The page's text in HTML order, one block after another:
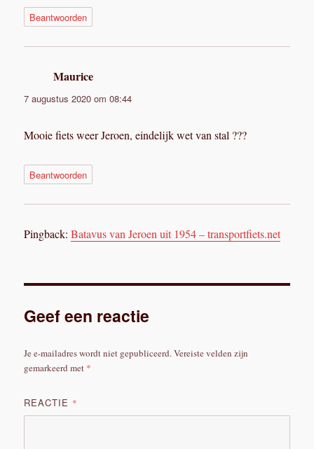
Beantwoorden
Maurice
7 augustus 2020 om 08:44
Mooie fiets weer Jeroen, eindelijk wet van stal ???
Beantwoorden
Pingback:Batavus van Jeroen uit 1954 – transportfiets.net
Geef een reactie
Je e-mailadres wordt niet gepubliceerd. Vereiste velden zijn
gemarkeerd met *
REACTIE *